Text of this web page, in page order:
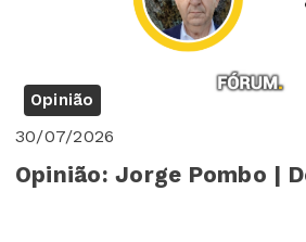
Opinião
30/07/2026
Opinião: Jorge Pombo |